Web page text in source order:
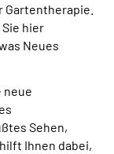
Gartentherapie.
hier
Neues
neue
Sehen,
Ihnen dabei,